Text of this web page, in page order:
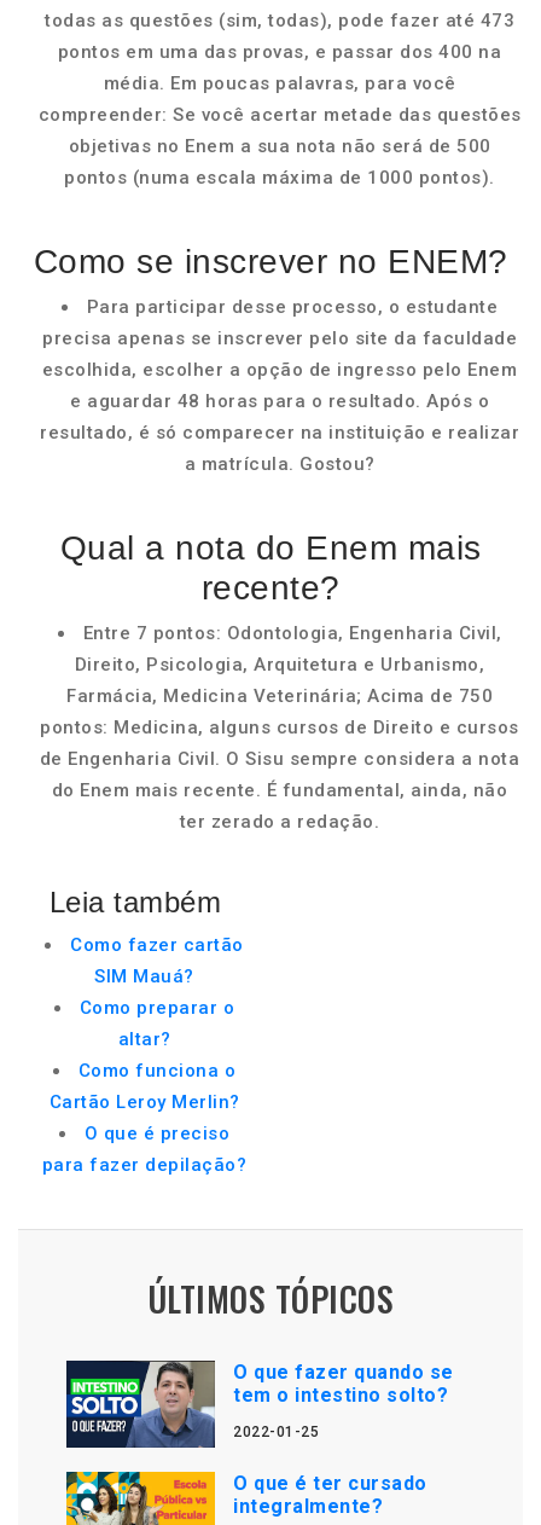
todas as questões (sim, todas), pode fazer até 473
pontos em uma das provas, e passar dos 400 na
média. Em poucas palavras, para você
compreender: Se você acertar metade das questões
objetivas no Enem a sua nota não será de 500
pontos (numa escala máxima de 1000 pontos).
Como se inscrever no ENEM?
Para participar desse processo, o estudante
precisa apenas se inscrever pelo site da faculdade
escolhida, escolher a opção de ingresso pelo Enem
e aguardar 48 horas para o resultado. Após o
resultado, é só comparecer na instituição e realizar
a matrícula. Gostou?
Qual a nota do Enem mais
recente?
Entre 7 pontos: Odontologia, Engenharia Civil,
Direito, Psicologia, Arquitetura e Urbanismo,
Farmácia, Medicina Veterinária; Acima de 750
pontos: Medicina, alguns cursos de Direito e cursos
de Engenharia Civil. O Sisu sempre considera a nota
do Enem mais recente. É fundamental, ainda, não
ter zerado a redação.
Leia também
Como fazer cartão
SIM Mauá?
Como preparar o
altar?
Como funciona o
Cartão Leroy Merlin?
O que é preciso
para fazer depilação?
ÚLTIMOS TÓPICOS
O que fazer quando se
tem o intestino solto?
2022-01-25
O que é ter cursado
integralmente?